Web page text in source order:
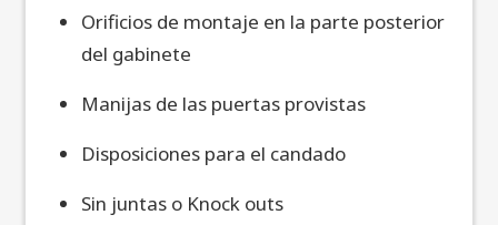
Orificios de montaje en la parte posterior
del gabinete
Manijas de las puertas provistas
Disposiciones para el candado
Sin juntas o Knock outs